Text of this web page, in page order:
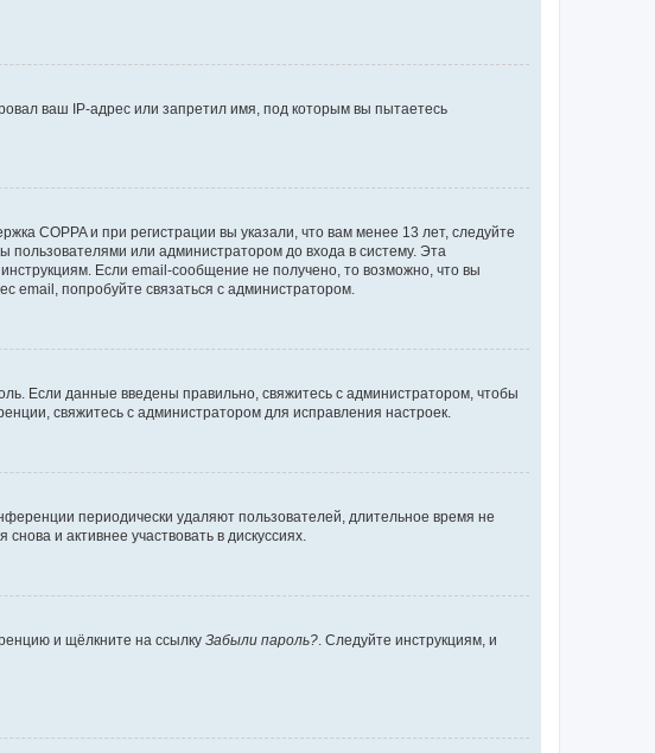
ваш IP-адрес или запретил имя, под которым вы пытаетесь
COPPA и при регистрации вы указали, что вам менее 13 лет, следуйте
или администратором до входа в систему. Эта
Если email-сообщение не получено, то возможно, что вы
email, попробуйте связаться с администратором.
Если данные введены правильно, свяжитесь с администратором, чтобы
свяжитесь с администратором для исправления настроек.
периодически удаляют пользователей, длительное время не
и активнее участвовать в дискуссиях.
и щёлкните на ссылку Забыли пароль? . Следуйте инструкциям, и